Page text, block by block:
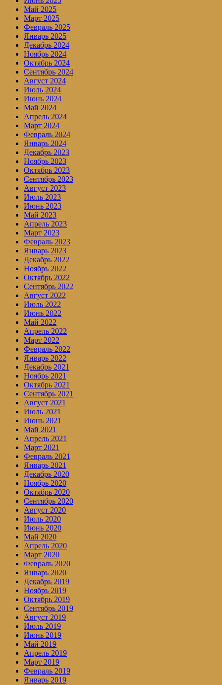
Май 2025
Март 2025
Февраль 2025
Январь 2025
Декабрь 2024
Ноябрь 2024
Октябрь 2024
Сентябрь 2024
Август 2024
Июль 2024
Июнь 2024
Май 2024
Апрель 2024
Март 2024
Февраль 2024
Январь 2024
Декабрь 2023
Ноябрь 2023
Октябрь 2023
Сентябрь 2023
Август 2023
Июль 2023
Июнь 2023
Май 2023
Апрель 2023
Март 2023
Февраль 2023
Январь 2023
Декабрь 2022
Ноябрь 2022
Октябрь 2022
Сентябрь 2022
Август 2022
Июль 2022
Июнь 2022
Май 2022
Апрель 2022
Март 2022
Февраль 2022
Январь 2022
Декабрь 2021
Ноябрь 2021
Октябрь 2021
Сентябрь 2021
Август 2021
Июль 2021
Июнь 2021
Май 2021
Апрель 2021
Март 2021
Февраль 2021
Январь 2021
Декабрь 2020
Ноябрь 2020
Октябрь 2020
Сентябрь 2020
Август 2020
Июль 2020
Июнь 2020
Май 2020
Апрель 2020
Март 2020
Февраль 2020
Январь 2020
Декабрь 2019
Ноябрь 2019
Октябрь 2019
Сентябрь 2019
Август 2019
Июль 2019
Июнь 2019
Май 2019
Апрель 2019
Март 2019
Февраль 2019
Январь 2019